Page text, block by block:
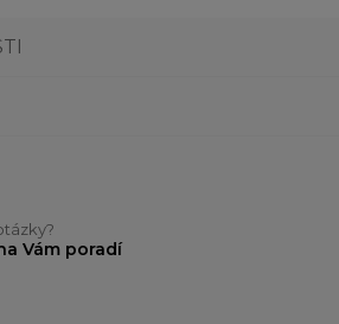
Vám poradí